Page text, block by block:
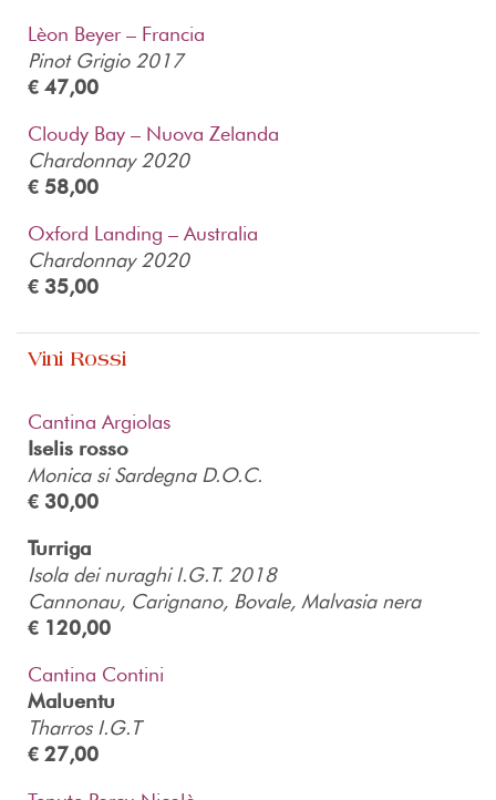
Lèon Beyer – Francia
Pinot Grigio 2017
€ 47,00
Cloudy Bay – Nuova Zelanda
Chardonnay 2020
€ 58,00
Oxford Landing – Australia
Chardonnay 2020
€ 35,00
Vini Rossi
Cantina Argiolas
Iselis rosso
Monica si Sardegna D.O.C.
€ 30,00
Turriga
Isola dei nuraghi I.G.T. 2018
Cannonau, Carignano, Bovale, Malvasia nera
€ 120,00
Cantina Contini
Maluentu
Tharros I.G.T
€ 27,00